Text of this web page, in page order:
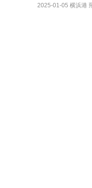
2025-01-05 横浜港